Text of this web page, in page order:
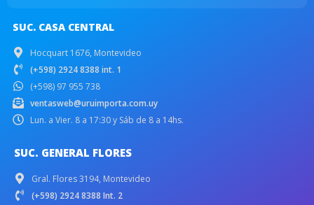
SUC. CASA CENTRAL
Hocquart 1676, Montevideo
(+598) 2924 8388 int. 1
(+598) 97 955 738
ventasweb@uruimporta.com.uy
Lun. a Vier. 8 a 17:30 y Sáb de 8 a 14hs.
SUC. GENERAL FLORES
Gral. Flores 3194, Montevideo
(+598) 2924 8388 Int. 2